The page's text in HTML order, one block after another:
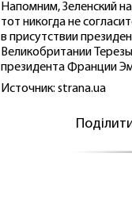
Напомним, Зеленский
тот никогда не
в присутствии
Великобритании
президента Франции
Источник: strana.ua